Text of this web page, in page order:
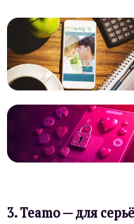
3. Teamo — для